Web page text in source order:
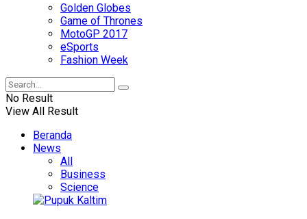
Golden Globes
Game of Thrones
MotoGP 2017
eSports
Fashion Week
No Result
View All Result
Beranda
News
All
Business
Science